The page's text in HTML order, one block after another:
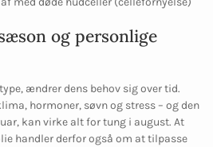
og personlige
ændrer dens behov sig over tid.
hormoner, søvn og stress – og den
kan virke alt for tung i august. At
handler derfor også om at tilpasse